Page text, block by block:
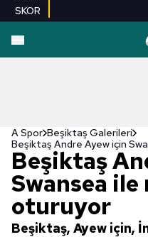
SKOR
EN YENILER
A Spor Beşiktaş Galerileri
Beşiktaş Andre Ayew için
Beşiktaş
Swansea ile
oturuyor
Beşiktaş, Ayew için,